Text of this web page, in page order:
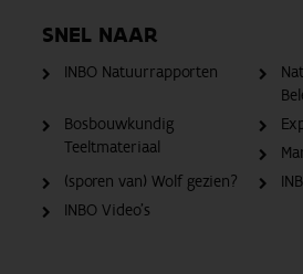
SNEL NAAR
INBO Natuurrapporten
Bosbouwkundig
Teeltmateriaal
(sporen van) Wolf gezien?
INBO Video's